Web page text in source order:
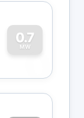
0.7
MW
0